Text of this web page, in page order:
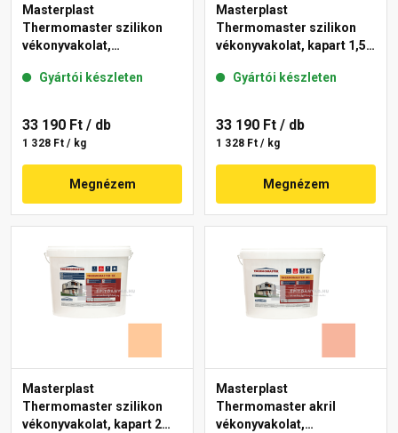
Masterplast
Thermomaster szilikon
vékonyvakolat,
10-C 25 kg
Gyártói készleten
33 190 Ft / db
1 328 Ft / kg
Megnézem
Masterplast
Thermomaster szilikon
vékonyvakolat, kapart 1,5
Gyártói készleten
33 190 Ft / db
1 328 Ft / kg
Megnézem
Masterplast
Thermomaster szilikon
vékonyvakolat, kapart 2
Masterplast
Thermomaster akril
vékonyvakolat,